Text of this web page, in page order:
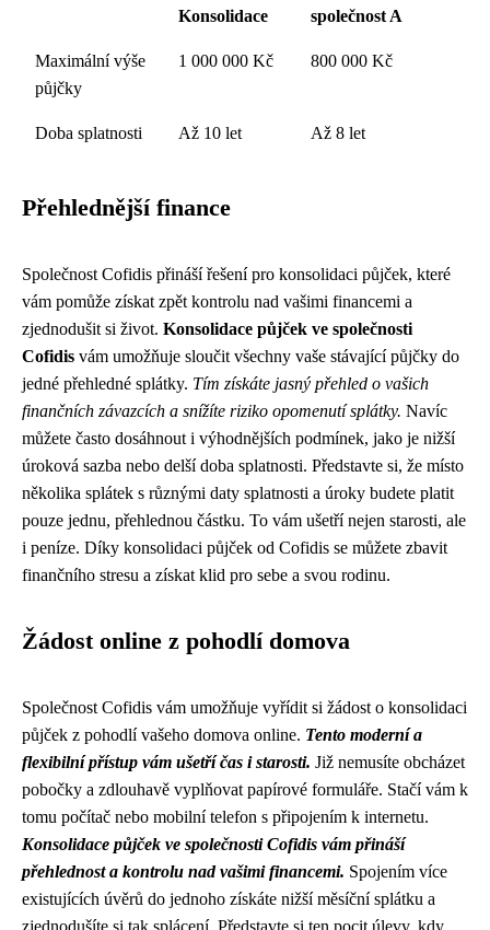
Konsolidace
společnost A
Maximální výše
půjčky
1 000 000 Kč 800 000 Kč
Doba splatnosti Až 10 let Až 8 let
Přehlednější finance
Společnost Cofidis přináší řešení pro konsolidaci půjček, které
vám pomůže získat zpět kontrolu nad vašimi financemi a
zjednodušit si život. Konsolidace půjček ve společnosti
Cofidis vám umožňuje sloučit všechny vaše stávající půjčky do
jedné přehledné splátky. Tím získáte jasný přehled o vašich
finančních závazcích a snížíte riziko opomenutí splátky. Navíc
můžete často dosáhnout i výhodnějších podmínek, jako je nižší
úroková sazba nebo delší doba splatnosti. Představte si, že místo
několika splátek s různými daty splatnosti a úroky budete platit
pouze jednu, přehlednou částku. To vám ušetří nejen starosti, ale
i peníze. Díky konsolidaci půjček od Cofidis se můžete zbavit
finančního stresu a získat klid pro sebe a svou rodinu.
Žádost online z pohodlí domova
Společnost Cofidis vám umožňuje vyřídit si žádost o konsolidaci
půjček z pohodlí vašeho domova online. Tento moderní a
flexibilní přístup vám ušetří čas i starosti. Již nemusíte obcházet
pobočky a zdlouhavě vyplňovat papírové formuláře. Stačí vám k
tomu počítač nebo mobilní telefon s připojením k internetu.
Konsolidace půjček ve společnosti Cofidis vám přináší
přehlednost a kontrolu nad vašimi financemi. Spojením více
existujících úvěrů do jednoho získáte nižší měsíční splátku a
zjednodušíte si tak splácení. Představte si ten pocit úlevy, kdy